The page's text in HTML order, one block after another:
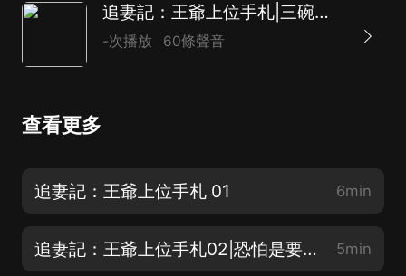
追妻記：王爺上位手札|三碗不多【多播】古風言情虐戀】
-次播放 60條聲音
查看更多
追妻記：王爺上位手札 01 6min
追妻記：王爺上位手札02|恐怕是要死了 5min